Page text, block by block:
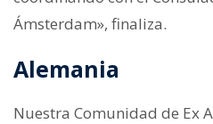
Ámsterdam», finaliza.
Alemania
Nuestra Comunidad de Ex